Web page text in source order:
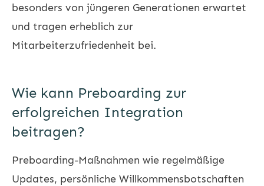
besonders von jüngeren Generationen erwartet
und tragen erheblich zur
Mitarbeiterzufriedenheit bei.
Wie kann Preboarding zur
erfolgreichen Integration
beitragen?
Preboarding-Maßnahmen wie regelmäßige
Updates, persönliche Willkommensbotschaften